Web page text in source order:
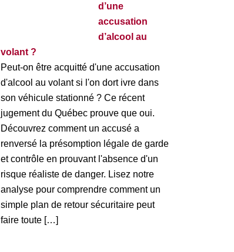
d’une
accusation
d’alcool au
volant ?
Peut-on être acquitté d'une accusation
d'alcool au volant si l'on dort ivre dans
son véhicule stationné ? Ce récent
jugement du Québec prouve que oui.
Découvrez comment un accusé a
renversé la présomption légale de garde
et contrôle en prouvant l'absence d'un
risque réaliste de danger. Lisez notre
analyse pour comprendre comment un
simple plan de retour sécuritaire peut
faire toute […]